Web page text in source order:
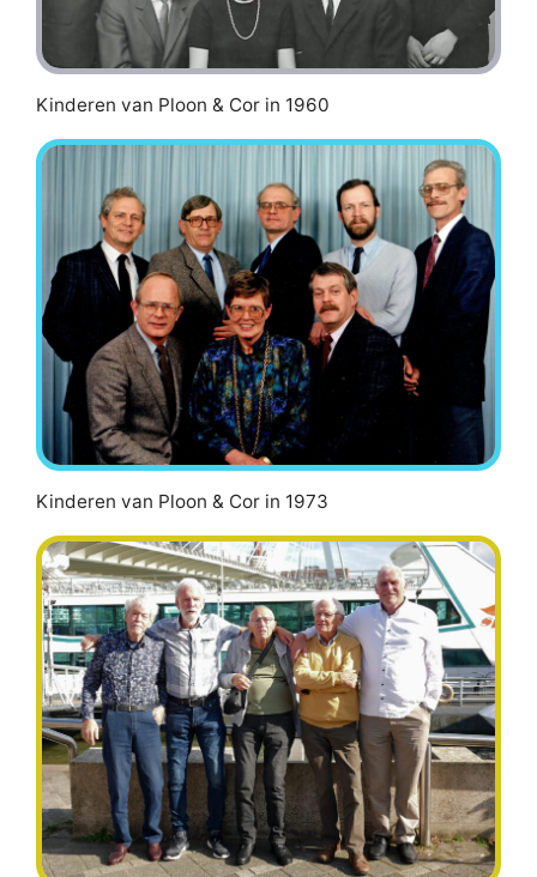
Kinderen van Ploon & Cor in 1960
Kinderen van Ploon & Cor in 1973